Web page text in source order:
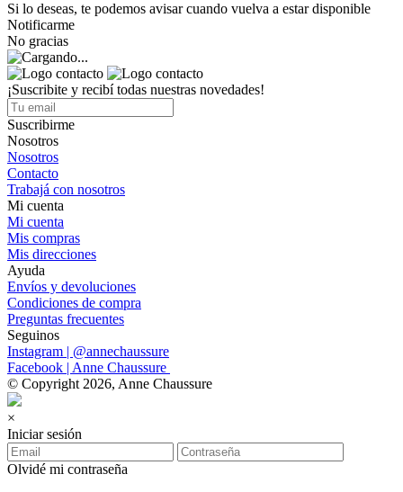
Si lo deseas, te podemos avisar cuando vuelva a estar disponible
Notificarme
No gracias
¡Suscribite y recibí todas nuestras novedades!
Suscribirme
Nosotros
Nosotros
Contacto
Trabajá con nosotros
Mi cuenta
Mi cuenta
Mis compras
Mis direcciones
Ayuda
Envíos y devoluciones
Condiciones de compra
Preguntas frecuentes
Seguinos
Instagram | @annechaussure
Facebook | Anne Chaussure
© Copyright 2026, Anne Chaussure
×
Iniciar sesión
Olvidé mi contraseña